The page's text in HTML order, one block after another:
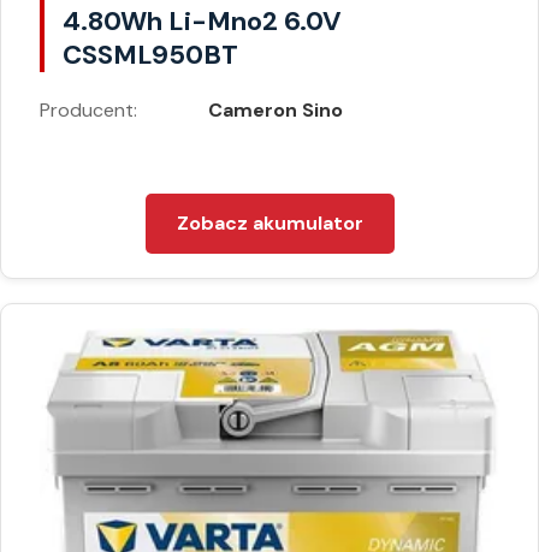
4.80Wh Li-Mno2 6.0V
CSSML950BT
Producent: Cameron Sino
Zobacz akumulator